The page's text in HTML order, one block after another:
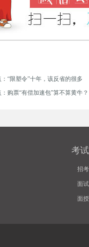
“限塑令”十年，该反省的很多
购票“有偿加速包”算不算黄牛？
考
招
面
面